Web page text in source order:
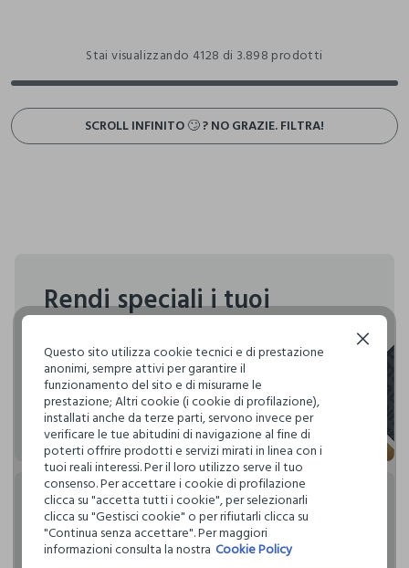
Stai visualizzando 4128 di 3.898 prodotti
SCROLL INFINITO 🙄 ? NO GRAZIE. FILTRA!
Rendi speciali i tuoi
Upimcard e Premium Club solo le carte fedeltà che
rendono speciali i tuoi acquisti: ti aspettano vantaggi,
promozioni e sorprese pensate solo per te tutto l'anno!
SCOPRI DI PIÙ
SCOPRI DI PIÙ
Click & Collect
Scegli tu come ricevere più comodamente il tuo ordine
Questo sito utilizza cookie tecnici e di prestazione
anonimi, sempre attivi per garantire il
funzionamento del sito e di misurarne le
prestazione; Altri cookie (i cookie di profilazione),
installati anche da terze parti, servono invece per
verificare le tue abitudini di navigazione al fine di
poterti offrire prodotti e servizi mirati in linea con i
tuoi reali interessi. Per il loro utilizzo serve il tuo
consenso. Per accettare i cookie di profilazione
clicca su "accetta tutti i cookie", per selezionarli
clicca su "Gestisci cookie" o per rifiutarli clicca su
"Continua senza accettare". Per maggiori
informazioni consulta la nostra Cookie Policy
Continua senza accettare